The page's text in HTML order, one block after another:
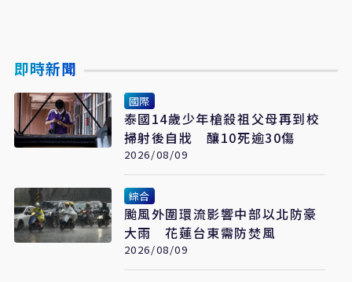
即時新聞
國際
泰國14歲少年槍殺祖父母再到校
掃射後自戕 釀10死逾30傷
2026/08/09
綜合
颱風外圍環流影響中部以北防豪
大雨 花蓮台東需防焚風
2026/08/09